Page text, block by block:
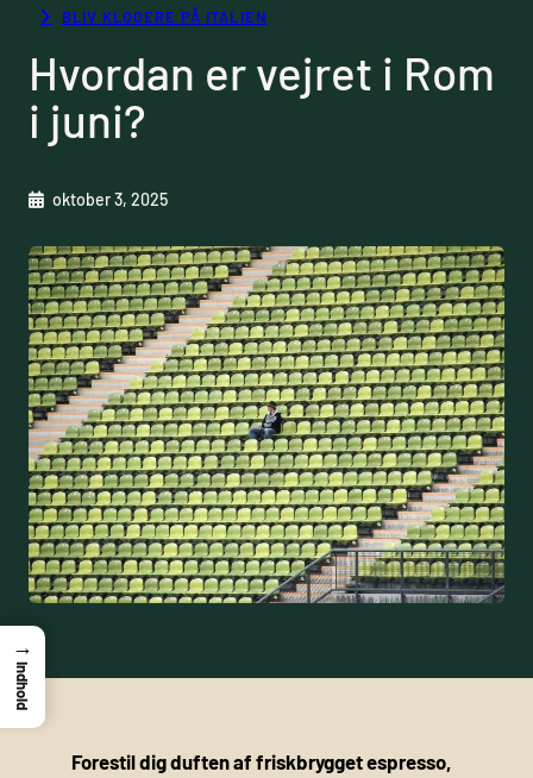
BLIV KLOGERE PÅ ITALIEN
Hvordan er vejret i Rom
i juni?
oktober 3, 2025
Forestil dig duften af friskbrygget espresso,
→
Indhold